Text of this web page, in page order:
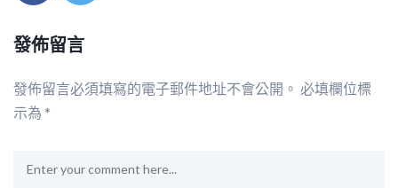
發佈留言
發佈留言必須填寫的電子郵件地址不會公開。 必填欄位標
示為 *